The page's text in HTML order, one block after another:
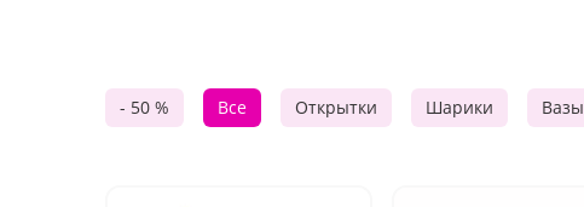
- 50 % Все Открытки Шарики Вазы